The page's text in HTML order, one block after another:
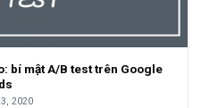
bí mật A/B test trên Google
2020